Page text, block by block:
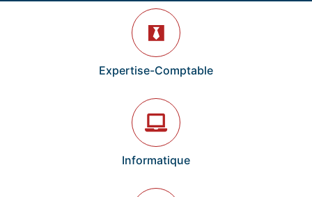
Expertise-Comptable
Informatique